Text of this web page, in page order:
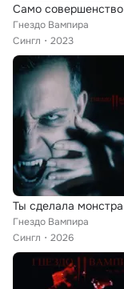
Само совершенство
Гнездо Вампира
Сингл
2023
Ты сделала монстра
Гнездо Вампира
Сингл
2026